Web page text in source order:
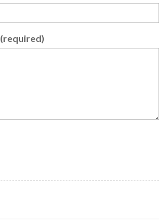
(required)